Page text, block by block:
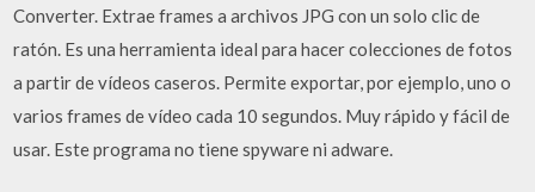
Converter. Extrae frames a archivos JPG con un solo clic de
ratón. Es una herramienta ideal para hacer colecciones de fotos
a partir de vídeos caseros. Permite exportar, por ejemplo, uno o
varios frames de vídeo cada 10 segundos. Muy rápido y fácil de
usar. Este programa no tiene spyware ni adware.